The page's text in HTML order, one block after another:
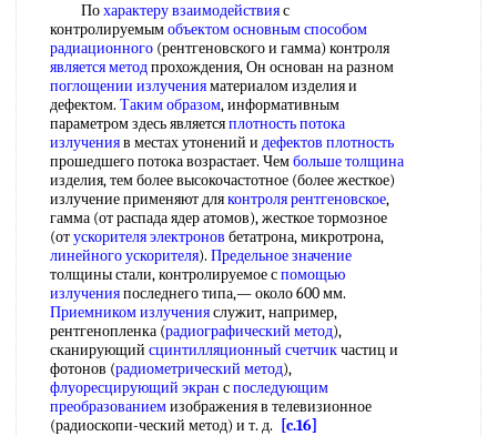
Похарактеру взаимодействияс
контролируемымобъектом основнымспособом
радиационного (рентгеновского и гамма) контроля
является методпрохождения, Он основан на разном
поглощении излученияматериалом изделия и
дефектом. Таким образом, информативным
параметром здесь являетсяплотность потока
излученияв местах утонений и дефектов плотность
прошедшего потока возрастает. Чембольше толщина
изделия, тем более высокочастотное (более жесткое)
излучение применяют дляконтроля рентгеновское,
гамма (от распада ядер атомов), жесткое тормозное
(отускорителя электронов бетатрона, микротрона,
линейного ускорителя). Предельное значение
толщины стали, контролируемое спомощью
излученияпоследнего типа,— около 600 мм.
Приемником излученияслужит, например,
рентгенопленка (радиографический метод),
сканирующий сцинтилляционный счетчикчастиц и
фотонов (радиометрический метод),
флуоресцирующий экран споследующим
преобразованиемизображения в телевизионное
(радиоскопи-ческий метод) и т. д.
[c.16]